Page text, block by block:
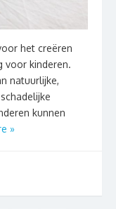
het creëren
voor kinderen.
natuurlijke,
kunnen
»